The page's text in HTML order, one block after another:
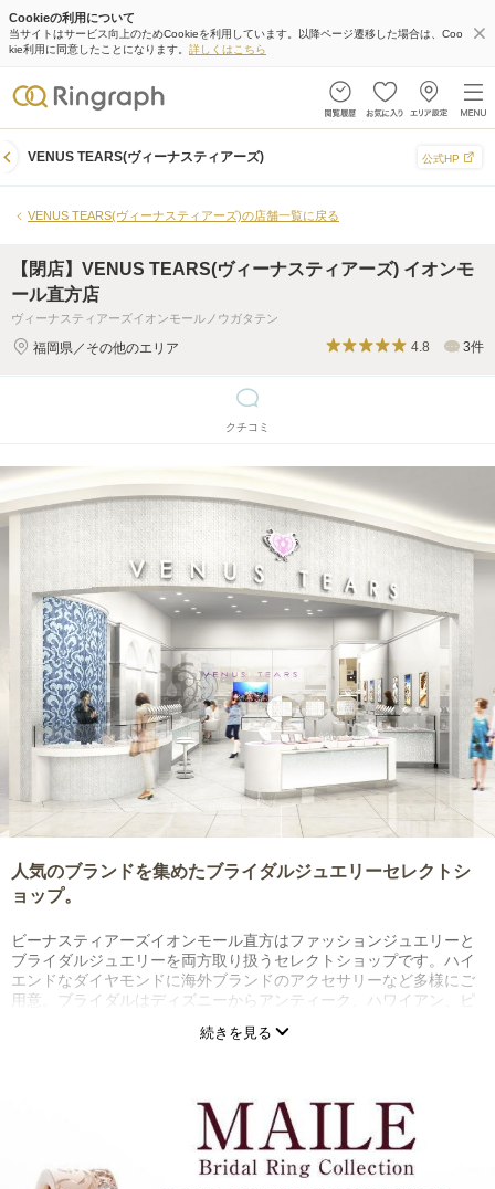
Cookieの利用について
当サイトはサービス向上のためCookieを利用しています。以降ページ遷移した場合は、Coo
kie利用に同意したことになります。 詳しくはこちら
VENUS TEARS(ヴィーナスティアーズ) 公式HP
VENUS TEARS(ヴィーナスティアーズ)の店舗一覧に戻る
【閉店】VENUS TEARS(ヴィーナスティアーズ) イオンモ
ール直方店
ヴィーナスティアーズイオンモールノウガタテン
福岡県／その他のエリア 4.8 3件
クチコミ
【閉店】VENUS TEARS(ヴィーナスティアーズ) イオンモール直方店
人気のブランドを集めたブライダルジュエリーセレクトシ
ョップ。
ビーナスティアーズイオンモール直方はファッションジュエリーと
ブライダルジュエリーを両方取り扱うセレクトショップです。ハイ
エンドなダイヤモンドに海外ブランドのアクセサリーなど多様にご
用意。ブライダルはディズニーからアンティーク、ハワイアン、ピ
続きを見る